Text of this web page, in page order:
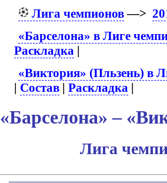
Лига чемпионов—>
«Барселона» в Лиге
Раскладка |
«Виктория» (Пльзень) в
| Состав |Раскладка |
«Барселона» –
Лига